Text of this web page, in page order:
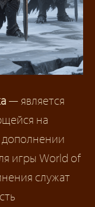
— является
на
игры World of
служат